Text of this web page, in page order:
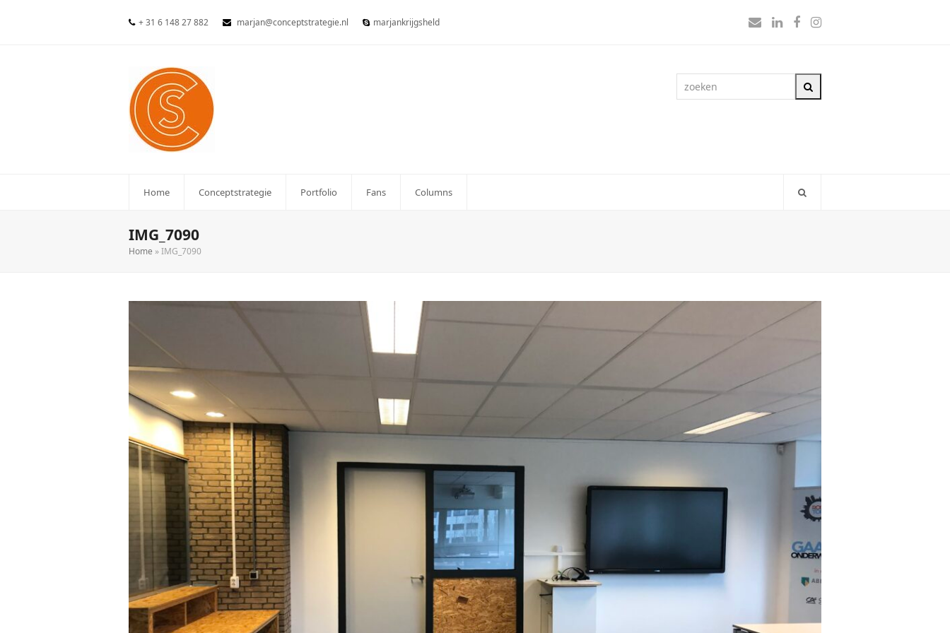
+ 31 6 148 27 882 marjan@conceptstrategie.nl marjankrijgsheld E- LinkedIn
Facebook
Instagram
zoeken
Home Conceptstrategie Portfolio Fans Columns
IMG_7090
Home »IMG_7090